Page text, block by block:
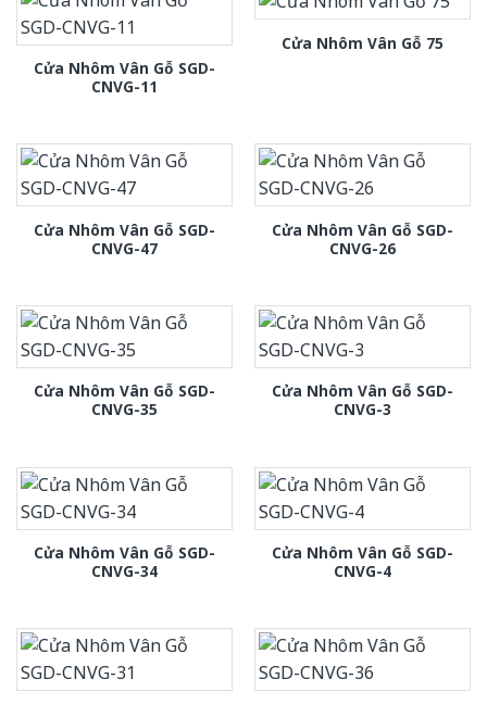
Cửa Nhôm Vân Gỗ SGD-
CNVG-11
Cửa Nhôm Vân Gỗ 75
Cửa Nhôm Vân Gỗ SGD-
CNVG-47
Cửa Nhôm Vân Gỗ SGD-
CNVG-26
Cửa Nhôm Vân Gỗ SGD-
CNVG-35
Cửa Nhôm Vân Gỗ SGD-
CNVG-3
Cửa Nhôm Vân Gỗ SGD-
CNVG-34
Cửa Nhôm Vân Gỗ SGD-
CNVG-4